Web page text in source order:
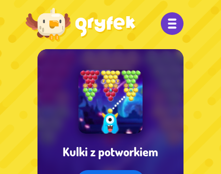
Kulki z potworkiem